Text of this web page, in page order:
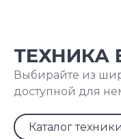
ТЕХНИКА
Выбирайте из
доступной для
Каталог техники